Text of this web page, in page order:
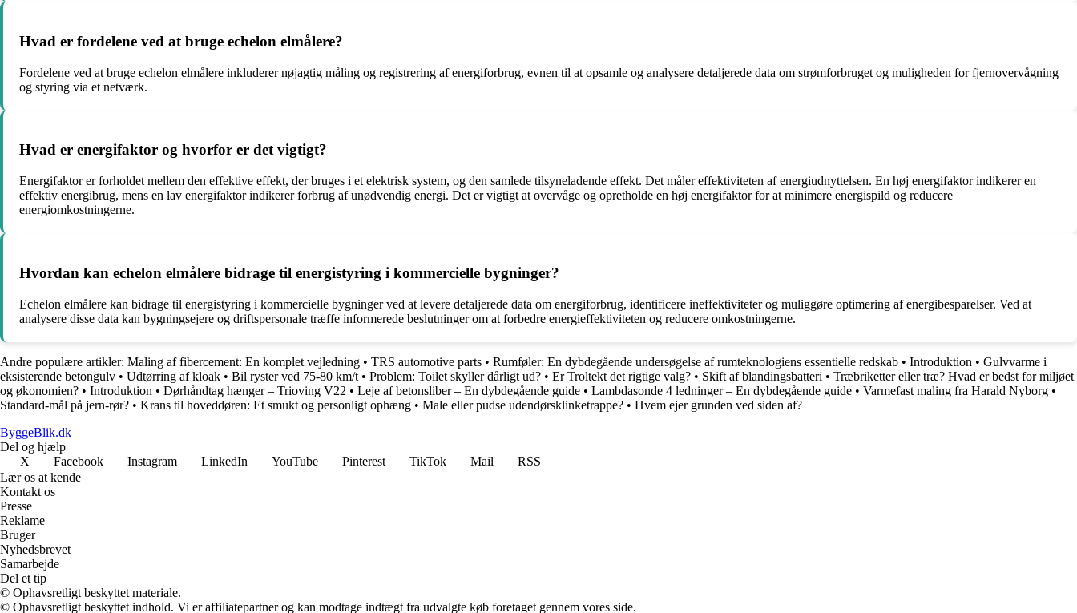
Hvad er fordelene ved at bruge echelon elmålere?
Fordelene ved at bruge echelon elmålere inkluderer nøjagtig måling og registrering af energiforbrug, evnen til at opsamle og analysere detaljerede data om strømforbruget og muligheden for fjernovervågning
og styring via et netværk.
Hvad er energifaktor og hvorfor er det vigtigt?
Energifaktor er forholdet mellem den effektive effekt, der bruges i et elektrisk system, og den samlede tilsyneladende effekt. Det måler effektiviteten af energiudnyttelsen. En høj energifaktor indikerer en
effektiv energibrug, mens en lav energifaktor indikerer forbrug af unødvendig energi. Det er vigtigt at overvåge og opretholde en høj energifaktor for at minimere energispild og reducere
energiomkostningerne.
Hvordan kan echelon elmålere bidrage til energistyring i kommercielle bygninger?
Echelon elmålere kan bidrage til energistyring i kommercielle bygninger ved at levere detaljerede data om energiforbrug, identificere ineffektiviteter og muliggøre optimering af energibesparelser. Ved at
analysere disse data kan bygningsejere og driftspersonale træffe informerede beslutninger om at forbedre energieffektiviteten og reducere omkostningerne.
Andre populære artikler: Maling af fibercement: En komplet vejledning • TRS automotive parts • Rumføler: En dybdegående undersøgelse af rumteknologiens essentielle redskab • Introduktion • Gulvvarme i
eksisterende betongulv • Udtørring af kloak • Bil ryster ved 75-80 km/t • Problem: Toilet skyller dårligt ud? • Er Troltekt det rigtige valg? • Skift af blandingsbatteri • Træbriketter eller træ? Hvad er bedst for miljøet
og økonomien? • Introduktion • Dørhåndtag hænger – Trioving V22 • Leje af betonsliber – En dybdegående guide • Lambdasonde 4 ledninger – En dybdegående guide • Varmefast maling fra Harald Nyborg •
Standard-mål på jern-rør? • Krans til hoveddøren: Et smukt og personligt ophæng • Male eller pudse udendørsklinketrappe? • Hvem ejer grunden ved siden af?
ByggeBlik.dk
Del og hjælp
X
Facebook Instagram LinkedIn YouTube Pinterest TikTok Mail
RSS
Lær os at kende
Kontakt os
Presse
Reklame
Bruger
Nyhedsbrevet
Samarbejde
Del et tip
© Ophavsretligt beskyttet materiale.
© Ophavsretligt beskyttet indhold. Vi er affiliatepartner og kan modtage indtægt fra udvalgte køb foretaget gennem vores side.